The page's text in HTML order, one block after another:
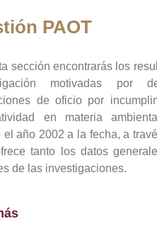
PAOT
sección encontrarás los
motivadas por
de oficio por
en materia
el año 2002 a la fecha, a
tanto los datos
de las investigaciones.